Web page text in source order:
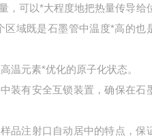
，可以*大程度地把热量传导给
区域既是石墨管中温度*高的也
温元素*优化的原子化状态。
装有安全互锁装置，确保在石
品注射口自动居中的特点，保